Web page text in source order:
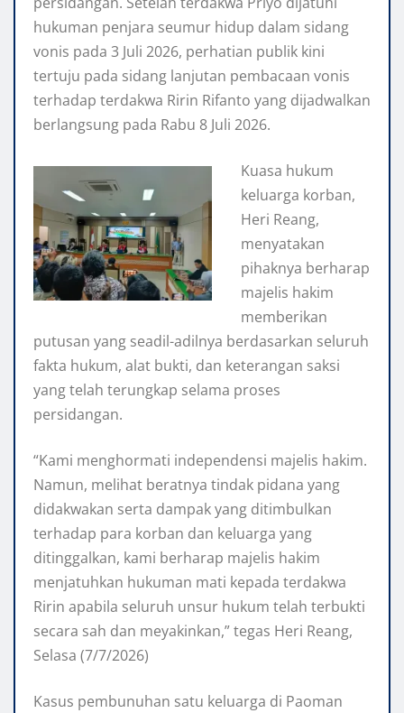
hukuman penjara seumur hidup dalam sidang
vonis pada 3 Juli 2026, perhatian publik kini
tertuju pada sidang lanjutan pembacaan vonis
terhadap terdakwa Ririn Rifanto yang dijadwalkan
berlangsung pada Rabu 8 Juli 2026.
Kuasa hukum
keluarga korban,
Heri Reang,
menyatakan
pihaknya berharap
majelis hakim
memberikan
putusan yang seadil-adilnya berdasarkan seluruh
fakta hukum, alat bukti, dan keterangan saksi
yang telah terungkap selama proses
persidangan.
“Kami menghormati independensi majelis hakim.
Namun, melihat beratnya tindak pidana yang
didakwakan serta dampak yang ditimbulkan
terhadap para korban dan keluarga yang
ditinggalkan, kami berharap majelis hakim
menjatuhkan hukuman mati kepada terdakwa
Ririn apabila seluruh unsur hukum telah terbukti
secara sah dan meyakinkan,” tegas Heri Reang,
Selasa (7/7/2026)
Kasus pembunuhan satu keluarga di Paoman